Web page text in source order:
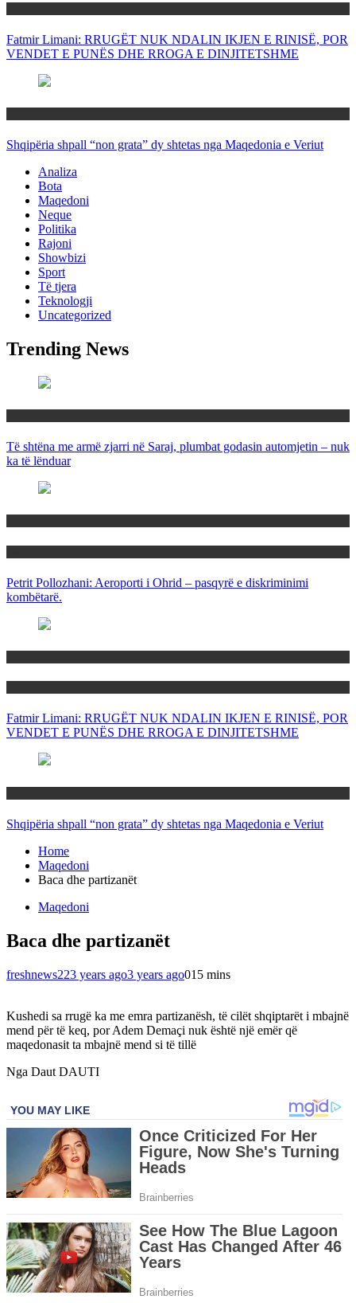
Fatmir Limani: RRUGËT NUK NDALIN IKJEN E RINISË, POR
VENDET E PUNËS DHE RROGA E DINJITETSHME
Shqipëria shpall “non grata” dy shtetas nga Maqedonia e Veriut
Analiza
Bota
Maqedoni
Neque
Politika
Rajoni
Showbizi
Sport
Të tjera
Teknologji
Uncategorized
Trending News
Të shtëna me armë zjarri në Saraj, plumbat godasin automjetin – nuk
ka të lënduar
Petrit Pollozhani: Aeroporti i Ohrid – pasqyrë e diskriminimi
kombëtarë.
Fatmir Limani: RRUGËT NUK NDALIN IKJEN E RINISË, POR
VENDET E PUNËS DHE RROGA E DINJITETSHME
Shqipëria shpall “non grata” dy shtetas nga Maqedonia e Veriut
Home
Maqedoni
Baca dhe partizanët
Maqedoni
Baca dhe partizanët
freshnews223 years ago3 years ago015 mins
Kushedi sa rrugë ka me emra partizanësh, të cilët shqiptarët i mbajnë
mend për të keq, por Adem Demaçi nuk është një emër që
maqedonasit ta mbajnë mend si të tillë
Nga Daut DAUTI